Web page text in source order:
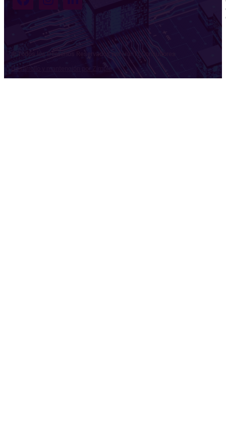
Desarrollo y mantención por Zimple